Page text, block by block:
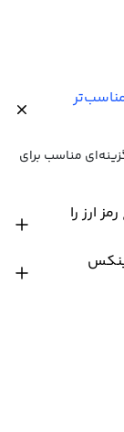
مناسب برای
ارز را